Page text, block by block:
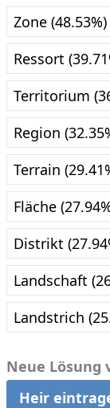
Zone (48.53%)
Ressort
Territorium
Region
Terrain
Fläche
Distrikt
Landschaft
Landstrich
Neue Lösung
Heir